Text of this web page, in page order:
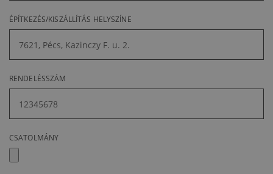
ÉPÍTKEZÉS/KISZÁLLÍTÁS HELYSZÍNE
RENDELÉSSZÁM
CSATOLMÁNY